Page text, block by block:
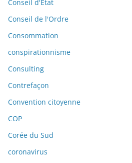
Conseil d'État
Conseil de l'Ordre
Consommation
conspirationnisme
Consulting
Contrefaçon
Convention citoyenne
COP
Corée du Sud
coronavirus